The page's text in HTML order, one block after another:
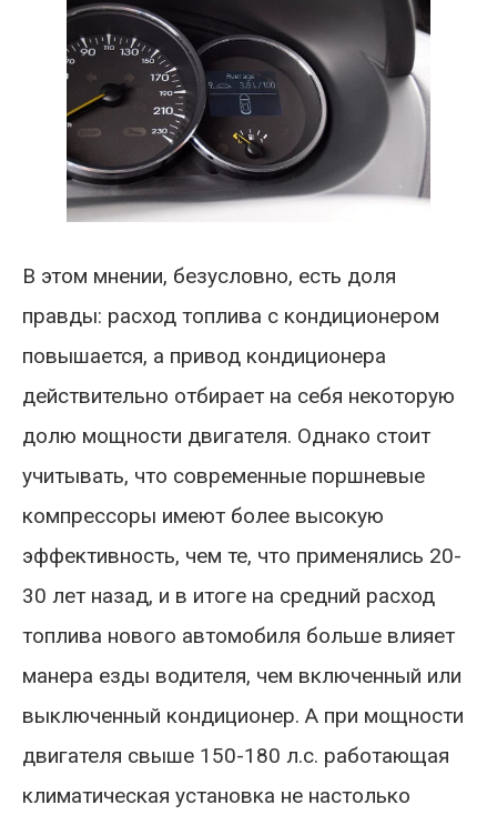
В этом мнении, безусловно, есть доля
правды: расход топлива с кондиционером
повышается, а привод кондиционера
действительно отбирает на себя некоторую
долю мощности двигателя. Однако стоит
учитывать, что современные поршневые
компрессоры имеют более высокую
эффективность, чем те, что применялись 20-
30 лет назад, и в итоге на средний расход
топлива нового автомобиля больше влияет
манера езды водителя, чем включенный или
выключенный кондиционер. А при мощности
двигателя свыше 150-180 л.с. работающая
климатическая установка не настолько